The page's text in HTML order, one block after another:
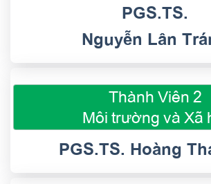
PGS.TS.
Nguyễn Lân
Thành Viên 2
Môi trường và Xã
PGS.TS. Hoàng